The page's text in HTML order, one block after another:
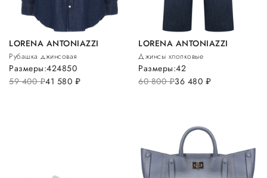
LORENA ANTONIAZZI
Рубашка джинсовая
59 400руб.41 580 руб.
Размеры:424850
LORENA ANTONIAZZI
Джинсы хлопковые
60 800руб.36 480 руб.
Размеры:42